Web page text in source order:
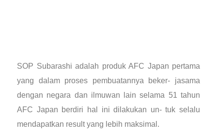
SOP Subarashi adalah produk AFC Japan pertama
yang dalam proses pembuatannya beker- jasama
dengan negara dan ilmuwan lain selama 51 tahun
AFC Japan berdiri hal ini dilakukan un- tuk selalu
mendapatkan result yang lebih maksimal.